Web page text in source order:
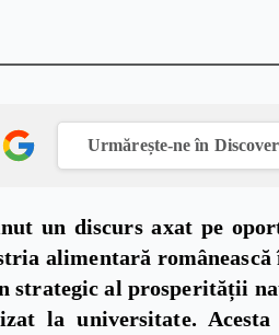
Urmărește-ne în
un discurs axat pe
alimentară
strategic al prosperității
la universitate.